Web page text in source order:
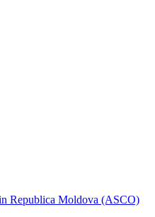
Republica Moldova (ASCO)